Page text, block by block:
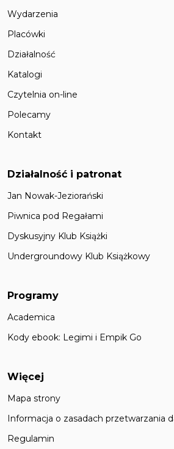
Wydarzenia
Placówki
Działalność
Katalogi
Czytelnia on-line
Polecamy
Kontakt
Działalność i patronat
Jan Nowak-Jeziorański
Piwnica pod Regałami
Dyskusyjny Klub Książki
Undergroundowy Klub Książkowy
Programy
Academica
Kody ebook: Legimi i Empik Go
Więcej
Mapa strony
Informacja o zasadach przetwarzania
Regulamin